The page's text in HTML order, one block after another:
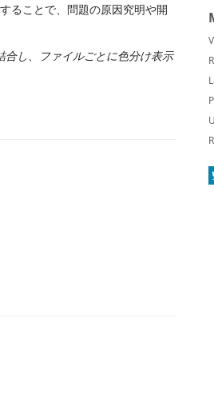
ることで、問題の原因究明や開
し、ファイルごとに色分け表示